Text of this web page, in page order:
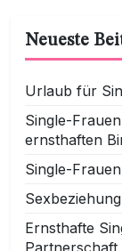
Neueste
Urlaub für
Single-
ernsthaften
Single-
Sexbeziehung
Ernsthafte